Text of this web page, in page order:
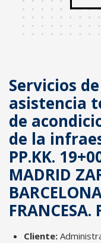
Servicios
asistencia
de
de la
PP.KK.
MADRID
FRANCESA.
Cliente: